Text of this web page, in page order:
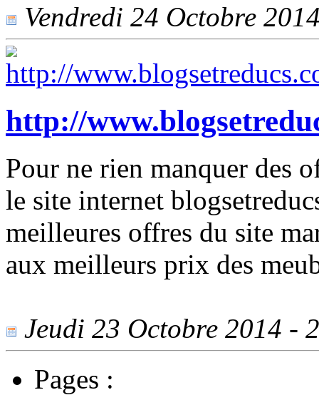
Vendredi 24 Octobre
http://
Pour ne rien manquer des
le site internet
meilleures offres du site
aux meilleurs prix des
Jeudi 23 Octobre 2014 -
Pages :